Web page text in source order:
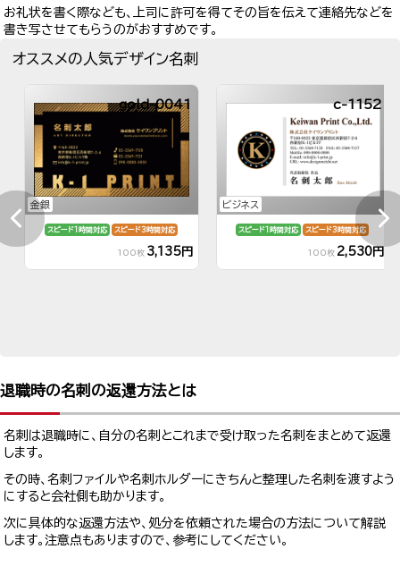
お礼状を書く際なども、上司に許可を得てその旨を伝えて連絡先などを
書き写させてもらうのがおすすめです。
オススメの人気デザイン名刺
金銀
gold-0041
スピード1時間対応 スピード3時間対応
100枚 3,135円
ビジネス
c-1152
スピード1時間対応 スピード3時間対応
100枚 2,530円
退職時の名刺の返還方法とは
名刺は退職時に、自分の名刺とこれまで受け取った名刺をまとめて返還
します。
その時、名刺ファイルや名刺ホルダーにきちんと整理した名刺を渡すよう
にすると会社側も助かります。
次に具体的な返還方法や、処分を依頼された場合の方法について解説
します。注意点もありますので、参考にしてください。